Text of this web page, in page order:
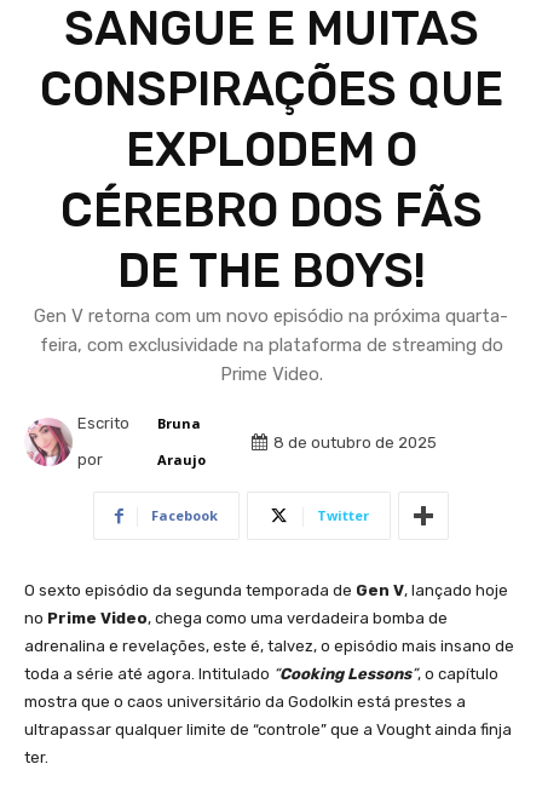
SANGUE E MUITAS
CONSPIRAÇÕES QUE
EXPLODEM O
CÉREBRO DOS FÃS
DE THE BOYS!
Gen V retorna com um novo episódio na próxima quarta-
feira, com exclusividade na plataforma de streaming do
Prime Video.
Escrito
por
Bruna
Araujo
8 de outubro de 2025
Facebook Twitter
O sexto episódio da segunda temporada de Gen V, lançado hoje
no Prime Video, chega como uma verdadeira bomba de
adrenalina e revelações, este é, talvez, o episódio mais insano de
toda a série até agora. Intitulado “Cooking Lessons”, o capítulo
mostra que o caos universitário da Godolkin está prestes a
ultrapassar qualquer limite de “controle” que a Vought ainda finja
ter.